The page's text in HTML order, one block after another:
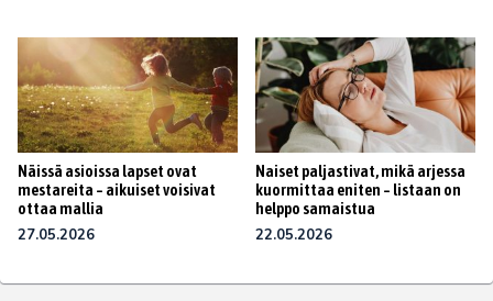
Näissä asioissa lapset ovat
mestareita – aikuiset voisivat
ottaa mallia
27.05.2026
Naiset paljastivat, mikä arjessa
kuormittaa eniten – listaan on
helppo samaistua
22.05.2026